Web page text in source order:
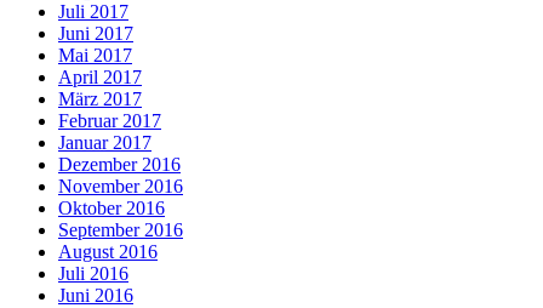
Juli 2017
Juni 2017
Mai 2017
April 2017
März 2017
Februar 2017
Januar 2017
Dezember 2016
November 2016
Oktober 2016
September 2016
August 2016
Juli 2016
Juni 2016